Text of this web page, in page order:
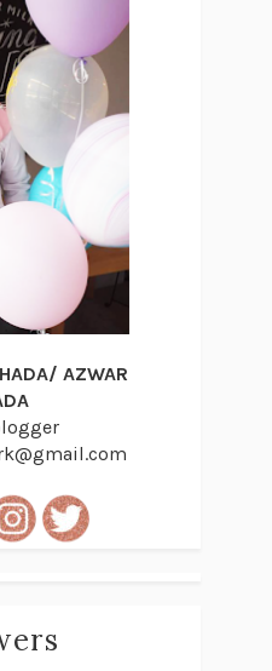
AZWAR